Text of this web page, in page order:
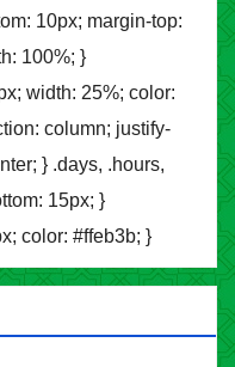
10px; margin-top:
100%; }
width: 25%; color:
column; justify-
} .days, .hours,
15px; }
color: #ffeb3b; }